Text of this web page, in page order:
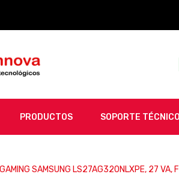
PRODUCTOS SOPORTE TÉCNICO
GAMING SAMSUNG LS27AG320NLXPE, 27 VA,